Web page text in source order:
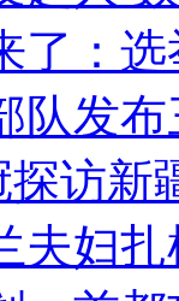
了：
队发
访新
夫妇